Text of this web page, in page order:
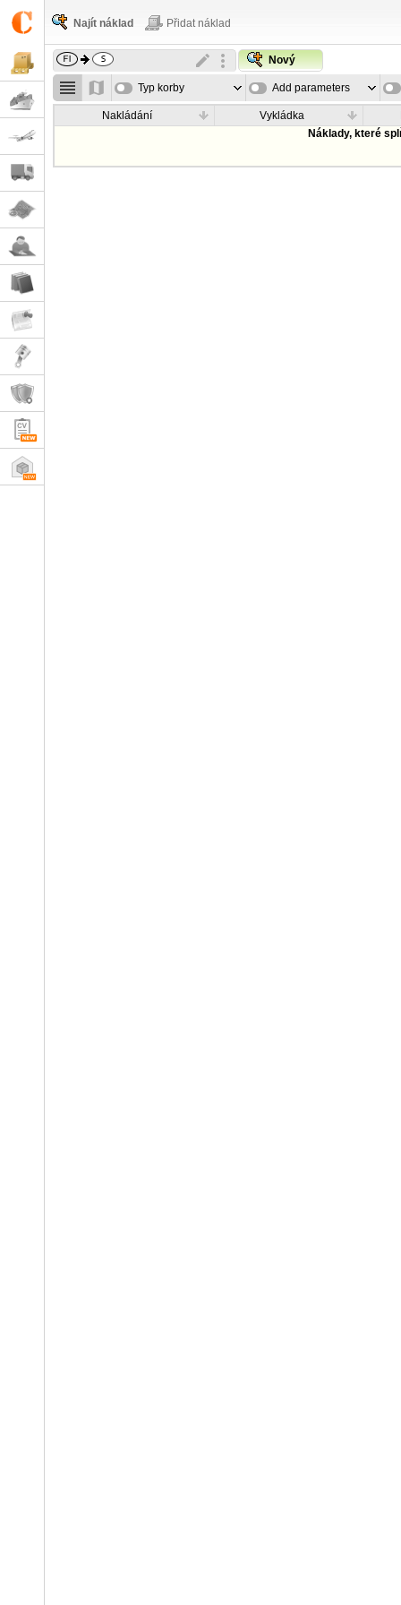
Najít náklad Přidat náklad
Nový
Typ korby Add parameters
Nakládání Vykládka
Náklady, které